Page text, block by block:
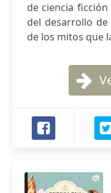
de ciencia
del desarrollo
de los mitos que